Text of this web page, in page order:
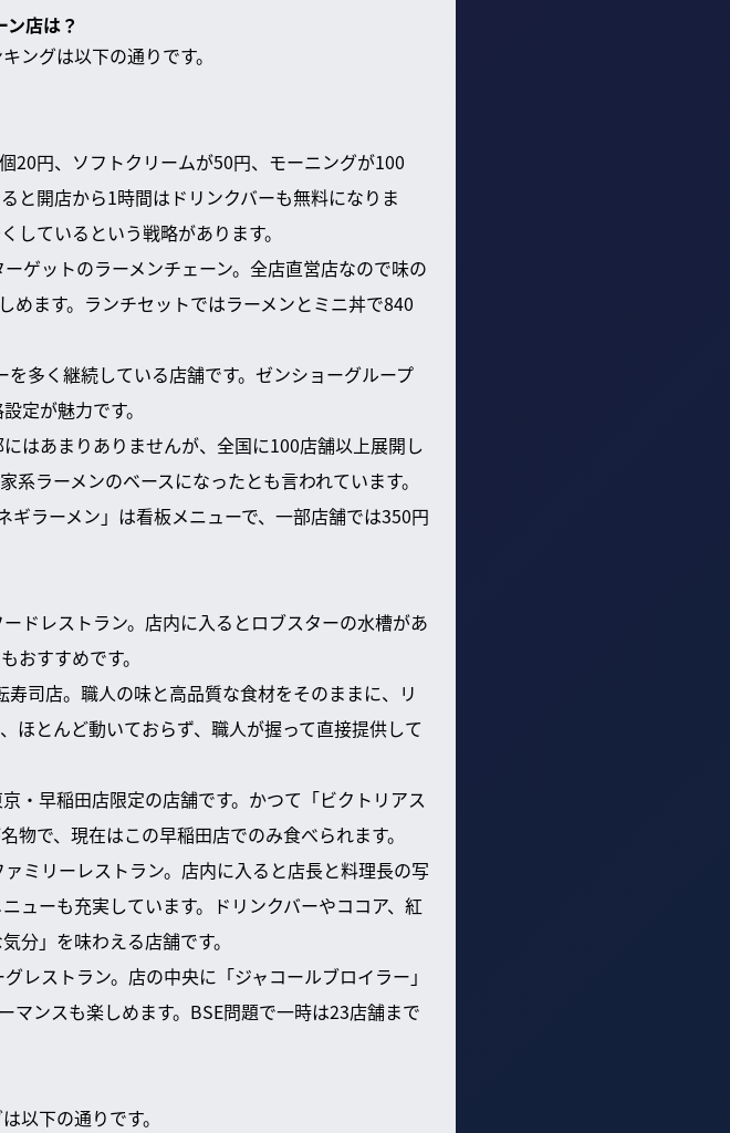
店は？
ングは以下の通りです。
20円、ソフトクリームが50円、モーニングが100
と開店から1時間はドリンクバーも無料になりま
しているという戦略があります。
ゲットのラーメンチェーン。全店直営店なので味の
ます。ランチセットではラーメンとミニ丼で840
多く継続している店舗です。ゼンショーグループ
定が魅力です。
はあまりありませんが、全国に100店舗以上展開し
ラーメンのベースになったとも言われています。
ラーメン」は看板メニューで、一部店舗では350円
ドレストラン。店内に入るとロブスターの水槽があ
おすすめです。
司店。職人の味と高品質な食材をそのままに、リ
ほとんど動いておらず、職人が握って直接提供して
・早稲田店限定の店舗です。かつて「ビクトリアス
で、現在はこの早稲田店でのみ食べられます。
ミリーレストラン。店内に入ると店長と料理長の写
ューも充実しています。ドリンクバーやココア、紅
分」を味わえる店舗です。
レストラン。店の中央に「ジャコールブロイラー」
ンスも楽しめます。BSE問題で一時は23店舗まで
以下の通りです。